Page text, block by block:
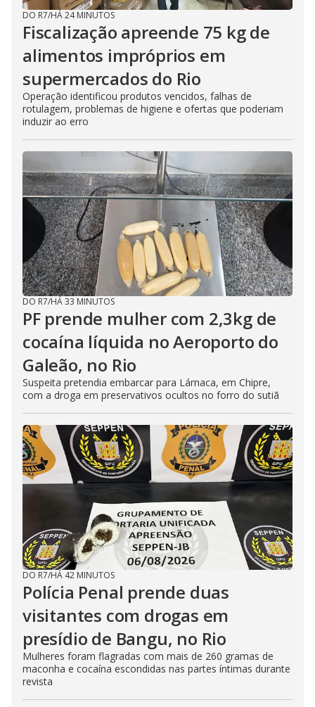
DO R7/HÁ 24 MINUTOS
Fiscalização apreende 75 kg de
alimentos impróprios em
supermercados do Rio
Operação identificou produtos vencidos, falhas de
rotulagem, problemas de higiene e ofertas que poderiam
induzir ao erro
DO R7/HÁ 33 MINUTOS
PF prende mulher com 2,3kg de
cocaína líquida no Aeroporto do
Galeão, no Rio
Suspeita pretendia embarcar para Lárnaca, em Chipre,
com a droga em preservativos ocultos no forro do sutiã
DO R7/HÁ 42 MINUTOS
Polícia Penal prende duas
visitantes com drogas em
presídio de Bangu, no Rio
Mulheres foram flagradas com mais de 260 gramas de
maconha e cocaína escondidas nas partes íntimas durante
revista